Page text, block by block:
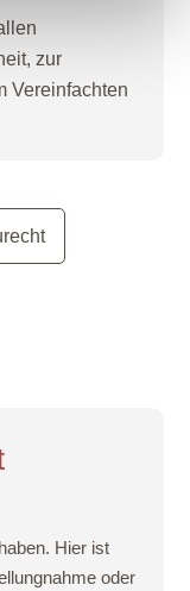
zur
Vereinfachten
Hier ist
oder